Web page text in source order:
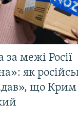
за межі Росії
як
що Крим